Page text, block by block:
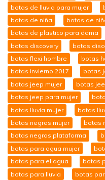
botas de lluvia para mujer
botas de niña
botas de
botas de plastico para dama
botas discovery
botas
botas flexi hombre
botas
botas invierno 2017
botas
botas jeep mujer
botas
botas jeep para mujer
botas lluvia mujer
botas
botas negras mujer
botas
botas negras plataforma
botas para agua mujer
botas para el agua
botas
botas para lluvia
botas